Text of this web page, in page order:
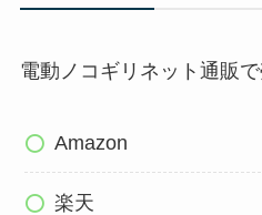
電動ノコギリネット通販
Amazon
楽天